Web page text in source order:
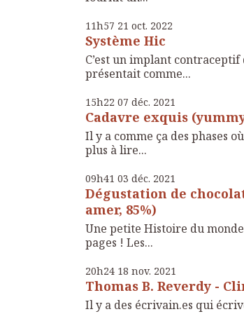
11h57 21 oct. 2022
Système Hic
C’est un implant contraceptif
présentait comme...
15h22 07 déc. 2021
Cadavre exquis
Il y a comme ça des phases
plus à lire...
09h41 03 déc. 2021
Dégustation de
amer, 85%)
Une petite Histoire du
pages ! Les...
20h24 18 nov. 2021
Thomas B. Reverdy -
Il y a des écrivain.es qui